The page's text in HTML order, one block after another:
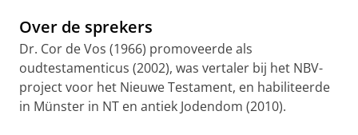
Over de sprekers
Dr. Cor de Vos (1966) promoveerde als
oudtestamenticus (2002), was vertaler bij het NBV-
project voor het Nieuwe Testament, en habiliteerde
in Münster in NT en antiek Jodendom (2010).